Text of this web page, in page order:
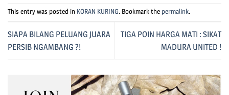
This entry was posted in KORAN KURING. Bookmark the permalink.
SIAPA BILANG PELUANG JUARA
PERSIB NGAMBANG ?!
TIGA POIN HARGA MATI : SIKAT
MADURA UNITED !